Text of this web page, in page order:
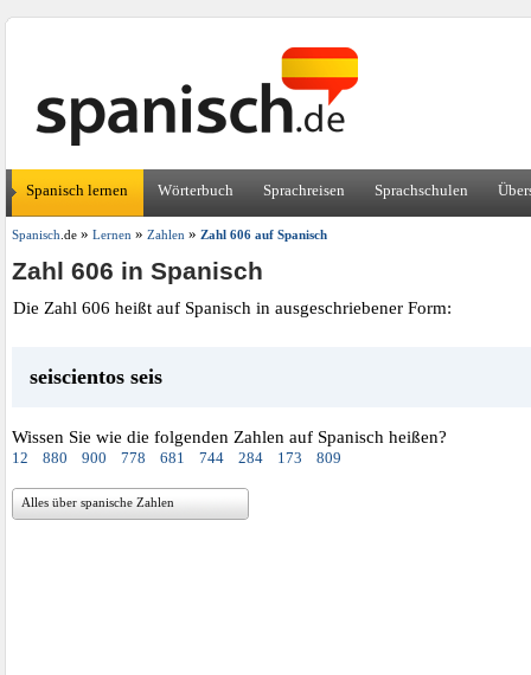
Spanisch lernen Wörterbuch Sprachreisen Sprachschulen
Spanisch .de» Lernen» Zahlen» Zahl 606 auf Spanisch
Zahl 606 in Spanisch
Die Zahl 606 heißt auf Spanisch in ausgeschriebener Form:
seiscientos seis
Wissen Sie wie die folgenden Zahlen auf Spanisch heißen?
12 880 900 778 681 744 284 173 809
Alles über spanische Zahlen